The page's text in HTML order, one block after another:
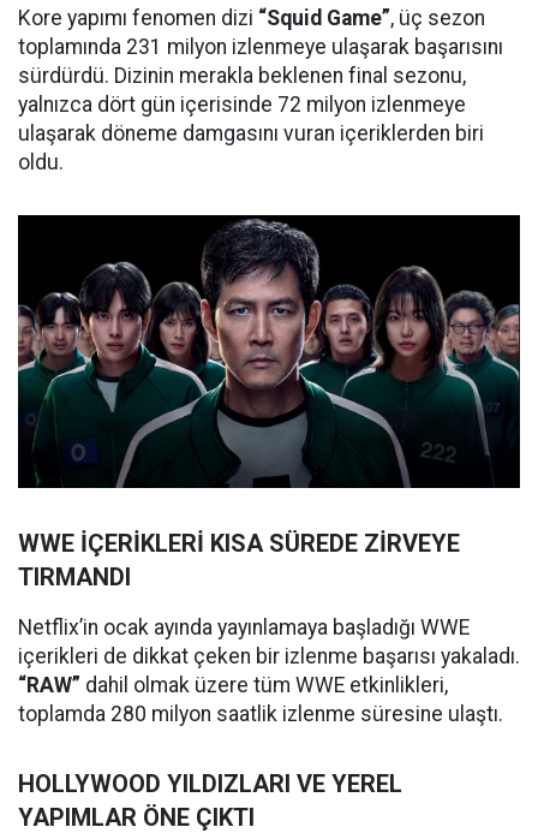
Kore yapımı fenomen dizi “Squid Game”, üç sezon
toplamında 231 milyon izlenmeye ulaşarak başarısını
sürdürdü. Dizinin merakla beklenen final sezonu,
yalnızca dört gün içerisinde 72 milyon izlenmeye
ulaşarak döneme damgasını vuran içeriklerden biri
oldu.
WWE İÇERİKLERİ KISA SÜREDE ZİRVEYE
TIRMANDI
Netflix’in ocak ayında yayınlamaya başladığı WWE
içerikleri de dikkat çeken bir izlenme başarısı yakaladı.
“RAW” dahil olmak üzere tüm WWE etkinlikleri,
toplamda 280 milyon saatlik izlenme süresine ulaştı.
HOLLYWOOD YILDIZLARI VE YEREL
YAPIMLAR ÖNE ÇIKTI